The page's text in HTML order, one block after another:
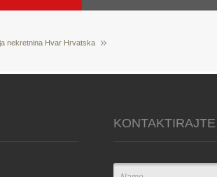
nekretnina Hvar Hrvatska